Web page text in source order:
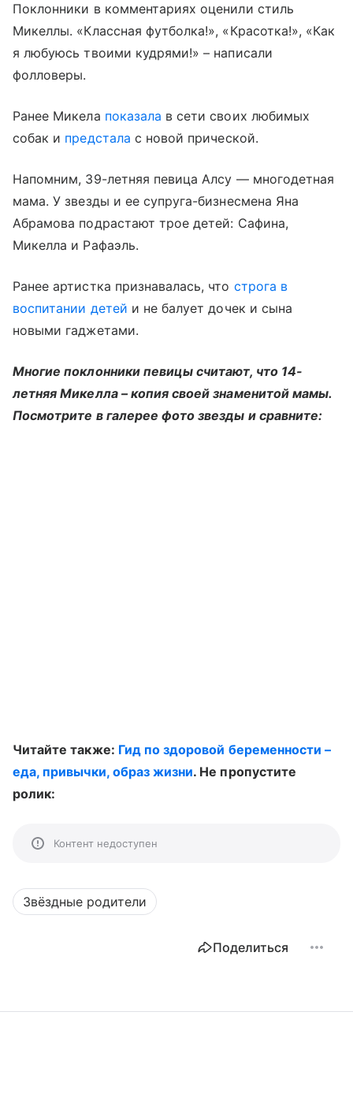
Поклонники в комментариях оценили стиль
Микеллы. «Классная футболка!», «Красотка!», «Как
я любуюсь твоими кудрями!» – написали
фолловеры.
Ранее Микела показала в сети своих любимых
собак и предстала с новой прической.
Напомним, 39-летняя певица Алсу — многодетная
мама. У звезды и ее супруга-бизнесмена Яна
Абрамова подрастают трое детей: Сафина,
Микелла и Рафаэль.
Ранее артистка признавалась, что строга в
воспитании детей и не балует дочек и сына
новыми гаджетами.
Многие поклонники певицы считают, что 14-
летняя Микелла – копия своей знаменитой мамы.
Посмотрите в галерее фото звезды и сравните:
Читайте также: Гид по здоровой беременности –
еда, привычки, образ жизни. Не пропустите
ролик:
Контент недоступен
Звёздные родители
Поделиться